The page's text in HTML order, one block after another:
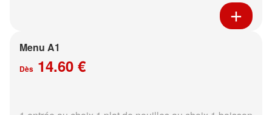
Menu A1
Dès 14.60 €